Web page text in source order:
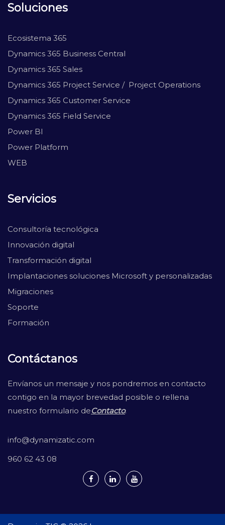
Soluciones
Ecosistema 365
Dynamics 365 Business Central
Dynamics 365 Sales
Dynamics 365 Project Service / Project Operations
Dynamics 365 Customer Service
Dynamics 365 Field Service
Power BI
Power Platform
WEB
Servicios
Consultoría tecnológica
Innovación digital
Transformación digital
Implantaciones soluciones Microsoft y personalizadas
Migraciones
Soporte
Formación
Contáctanos
Envíanos un mensaje y nos pondremos en contacto
contigo en la mayor brevedad posible o rellena
nuestro formulario deContacto.
info@dynamizatic.com
960 62 43 08